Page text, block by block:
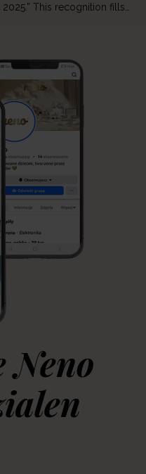
2025.” This recognition fills
Neno